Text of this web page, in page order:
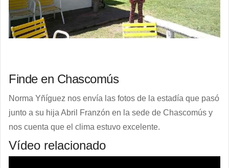
Finde en Chascomús
Norma Yñíguez nos envía las fotos de la estadía que pasó
junto a su hija Abril Franzón en la sede de Chascomús y
nos cuenta que el clima estuvo excelente.
Vídeo relacionado